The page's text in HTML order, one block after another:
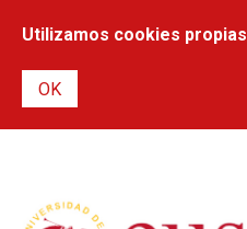
Utilizamos cookies